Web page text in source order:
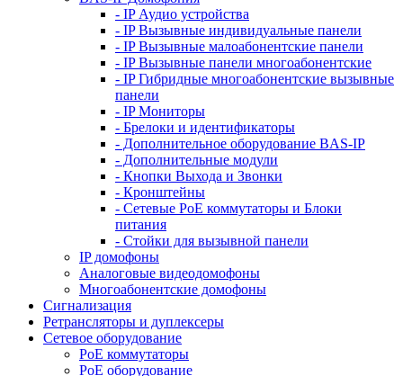
- IP Аудио устройства
- IP Вызывные индивидуальные панели
- IP Вызывные малоабонентские панели
- IP Вызывные панели многоабонентские
- IP Гибридные многоабонентские вызывные
панели
- IP Мониторы
- Брелоки и идентификаторы
- Дополнительное оборудование BAS-IP
- Дополнительные модули
- Кнопки Выхода и Звонки
- Кронштейны
- Сетевые PoE коммутаторы и Блоки
питания
- Стойки для вызывной панели
IP домофоны
Аналоговые видеодомофоны
Многоабонентские домофоны
Сигнализация
Ретрансляторы и дуплексеры
Сетевое оборудование
PoE коммутаторы
PoE оборудование